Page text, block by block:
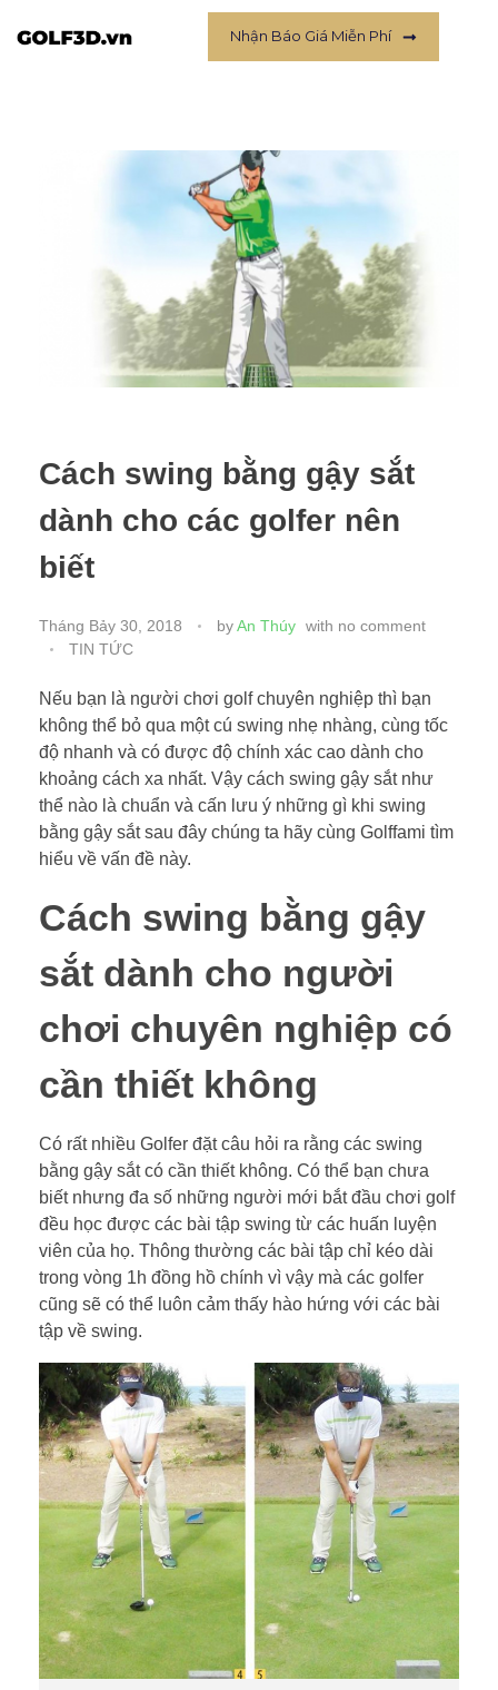
Nhận Báo Giá Miễn Phí
Cách swing bằng gậy sắt
dành cho các golfer nên
biết
Tháng Bảy 30, 2018 byAn Thúy with no comment
TIN TỨC
Nếu bạn là người chơi golf chuyên nghiệp thì bạn
không thể bỏ qua một cú swing nhẹ nhàng, cùng tốc
độ nhanh và có được độ chính xác cao dành cho
khoảng cách xa nhất. Vậy cách swing gậy sắt như
thể nào là chuẩn và cấn lưu ý những gì khi swing
bằng gậy sắt sau đây chúng ta hãy cùng Golffami tìm
hiểu về vấn đề này.
Cách swing bằng gậy
sắt dành cho người
chơi chuyên nghiệp có
cần thiết không
Có rất nhiều Golfer đặt câu hỏi ra rằng các swing
bằng gậy sắt có cần thiết không. Có thể bạn chưa
biết nhưng đa số những người mới bắt đầu chơi golf
đều học được các bài tập swing từ các huấn luyện
viên của họ. Thông thường các bài tập chỉ kéo dài
trong vòng 1h đồng hồ chính vì vậy mà các golfer
cũng sẽ có thể luôn cảm thấy hào hứng với các bài
tập về swing.